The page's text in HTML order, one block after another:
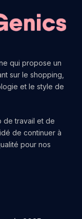
qui propose un
sur le shopping,
et le style de
de travail et de
de continuer à
pour nos